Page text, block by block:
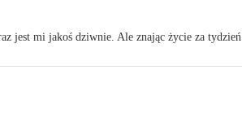
jest mi jakoś dziwnie. Ale znając życie za